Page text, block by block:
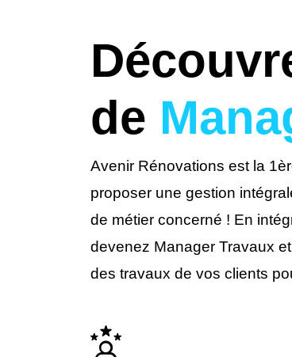
de
Avenir Rénovations est la
proposer une gestion
de métier concerné ! En
devenez Manager Travaux
des travaux de vos clients